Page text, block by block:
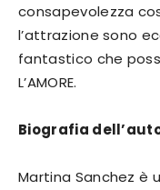
consapevolezza
l’attrazione sono
fantastico che
L’AMORE.
Biografia
Martina Sanchez è